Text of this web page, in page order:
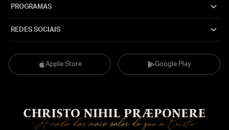
Apple Store Google Play
PROGRAMAS
REDES SOCIAIS